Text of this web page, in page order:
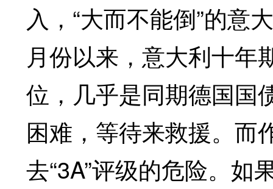
入，“大而不能倒”的意
月份以来，意大利十年
位，几乎是同期德国国
困难，等待来救援。而
去“3A”评级的危险。如